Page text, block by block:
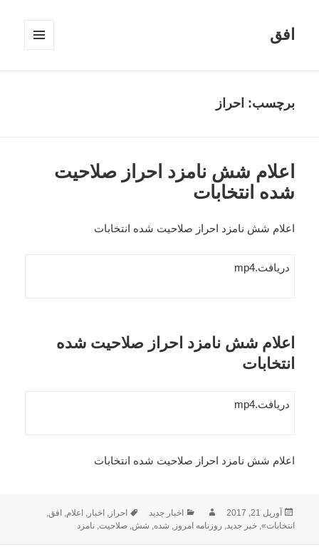
افق
برچسب: احراز
اعلام شش نامزد احراز صلاحیت
شده انتخابات
اعلام شش نامزد احراز صلاحیت شده انتخابات
دریافت.mp4
اعلام شش نامزد احراز صلاحیت شده
انتخابات
دریافت.mp4
اعلام شش نامزد احراز صلاحیت شده انتخابات
ارسال
شده
آوریل 21, 2017 نویسندهدسته‌ها
اخبار جدید برچسب‌ها
احراز, اخبار, اعلام, افق,
انتخابات»,خبر جدید, روزنامه امروز, شده, شش,صلاحیت,نامزد